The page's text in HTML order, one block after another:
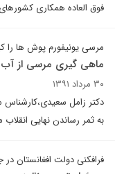
فوق العاده همکاری
مرسی یونیفورم پوش ها
ماهی گیری مرسی از آب
۳۰ مرداد ۱۳۹۱
دکتر زامل سعیدی،کارشناس
به ثمر رساندن نهایی انقلاب
فرافکنی دولت افغانستان در